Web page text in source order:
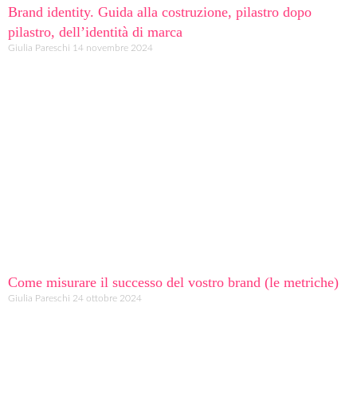
Brand identity. Guida alla costruzione, pilastro dopo
pilastro, dell’identità di marca
Giulia Pareschi 14 novembre 2024
Come misurare il successo del vostro brand (le metriche)
Giulia Pareschi 24 ottobre 2024